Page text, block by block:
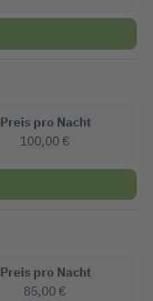
Preis pro Nacht
100,00 €
Preis pro Nacht
85,00 €